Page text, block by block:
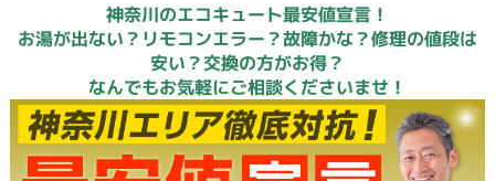
神奈川のエコキュート最安値宣言！
お湯が出ない？リモコンエラー？故障かな？修理の値段は
安い？交換の方がお得？
なんでもお気軽にご相談くださいませ！